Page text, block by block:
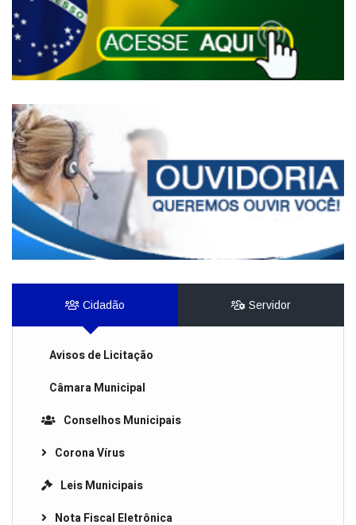
Cidadão Servidor
Avisos de Licitação
Câmara Municipal
Conselhos Municipais
Corona Vírus
Leis Municipais
Nota Fiscal Eletrônica